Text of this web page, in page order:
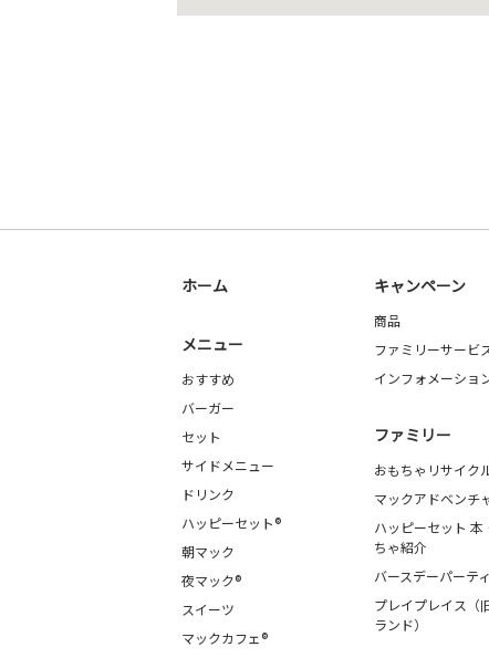
ホーム
メニュー
おすすめ
バーガー
セット
サイドメニュー
ドリンク
ハッピーセット®
朝マック
夜マック®
スイーツ
マックカフェ®
キャンペーン
商品
ファミリーサービ
インフォメーショ
ファミリー
おもちゃリサイク
マックアドベンチ
ハッピーセット 本
ちゃ紹介
バースデーパーテ
プレイプレイス（
ランド）